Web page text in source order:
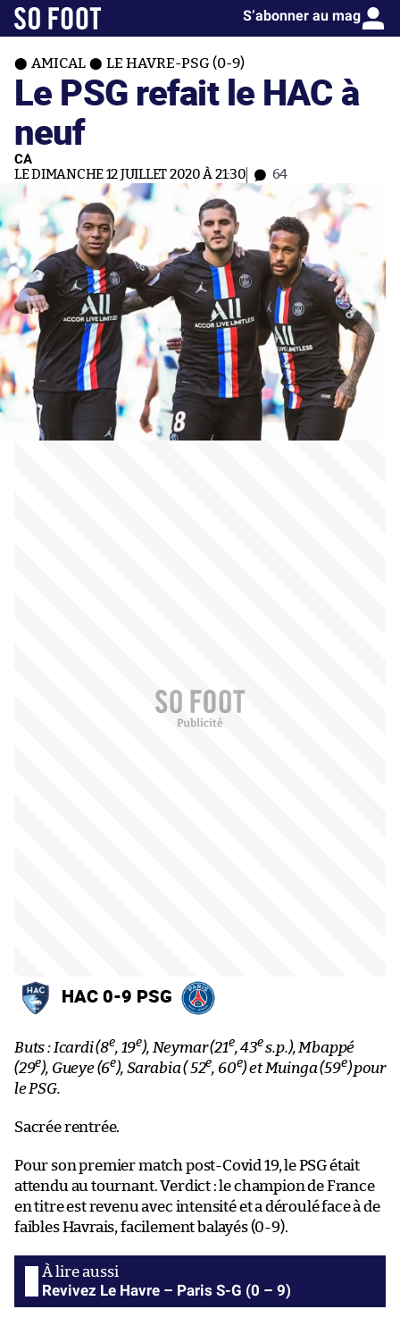
S’abonner au mag
AMICAL LE HAVRE-PSG (0-9)
Le PSG refait le HAC à
neuf
CA
LE DIMANCHE 12 JUILLET 2020 À 21:30 64
HAC 0-9 PSG
Buts : Icardi (8e, 19e), Neymar (21e, 43es.p.), Mbappé
(29e), Gueye (6e), Sarabia ( 52e, 60e) et Muinga (59e) pour
le PSG.
Sacrée rentrée.
Pour son premier match post-Covid 19, le PSG était
attendu au tournant. Verdict : le champion de France
en titre est revenu avec intensité et a déroulé face à de
faibles Havrais, facilement balayés (0-9).
Revivez Le Havre – Paris S-G (0 – 9)